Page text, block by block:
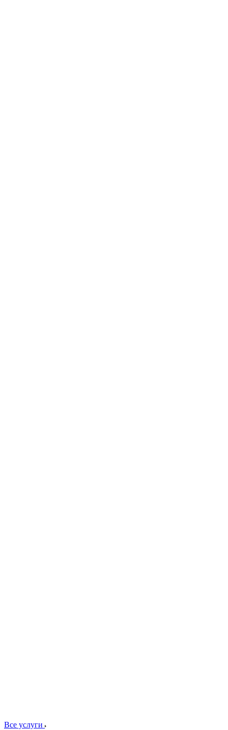
Все услуги